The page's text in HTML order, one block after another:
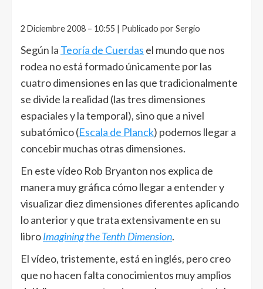
2 Diciembre 2008 – 10:55 | Publicado por Sergio
Según la Teoría de Cuerdas el mundo que nos
rodea no está formado únicamente por las
cuatro dimensiones en las que tradicionalmente
se divide la realidad (las tres dimensiones
espaciales y la temporal), sino que a nivel
subatómico (Escala de Planck) podemos llegar a
concebir muchas otras dimensiones.
En este vídeo Rob Bryanton nos explica de
manera muy gráfica cómo llegar a entender y
visualizar diez dimensiones diferentes aplicando
lo anterior y que trata extensivamente en su
libroImagining the Tenth Dimension.
El vídeo, tristemente, está en inglés, pero creo
que no hacen falta conocimientos muy amplios